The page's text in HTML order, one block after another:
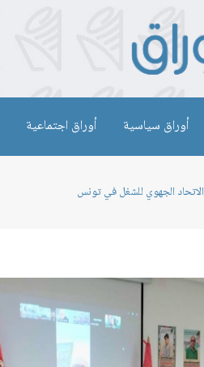
أوراق سياسية أوراق اجتماعية
الاتحاد الجهوي للشغل في تونس